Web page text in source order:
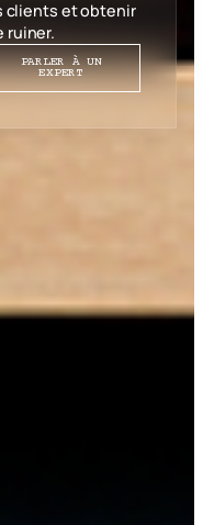
clients et obtenir
ruiner.
PARLER À UN
EXPERT